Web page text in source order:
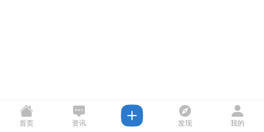
首页 资讯 发现 我的